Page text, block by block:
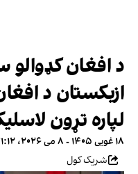
د افغان کډوالو
ازبکستان د
لپاره تړون
۱۸ غویی ۱۴۰۵ - ۸ می ۲۰۲۶، ۲۱:۱۲ GMT+۱
شریک کول